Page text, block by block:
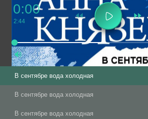
0:00
2:44
В сентябре вода холодная
В сентябре вода холодная
В сентябре вода холодная